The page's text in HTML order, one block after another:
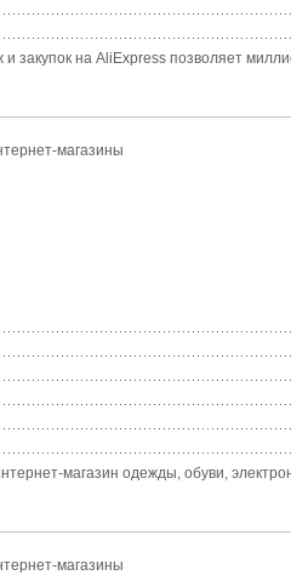
закупок на AliExpress позволяет
магазины
магазин одежды, обуви,
магазины